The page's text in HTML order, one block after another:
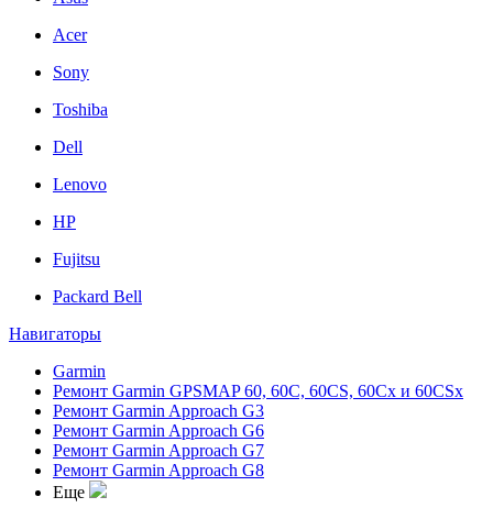
Acer
Sony
Toshiba
Dell
Lenovo
HP
Fujitsu
Packard Bell
Навигаторы
Garmin
Ремонт Garmin GPSMAP 60, 60C, 60CS, 60Cx и 60CSx
Ремонт Garmin Approach G3
Ремонт Garmin Approach G6
Ремонт Garmin Approach G7
Ремонт Garmin Approach G8
Еще